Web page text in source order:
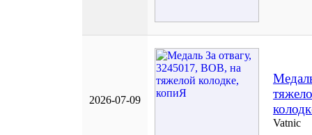
2026-07-09
Vatnic